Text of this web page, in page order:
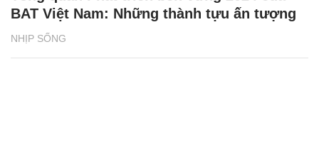
NHỊP SỐNG
BAT Việt Nam: Những thành tựu ấn tượng